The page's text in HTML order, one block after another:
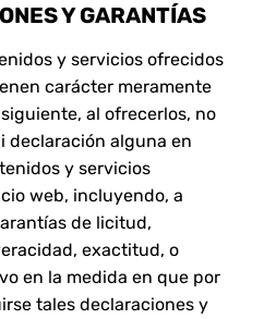
Y GARANTÍAS
y servicios ofrecidos
carácter meramente
al ofrecerlos, no
declaración alguna en
y servicios
web, incluyendo, a
de licitud,
exactitud, o
en la medida en que por
tales declaraciones y